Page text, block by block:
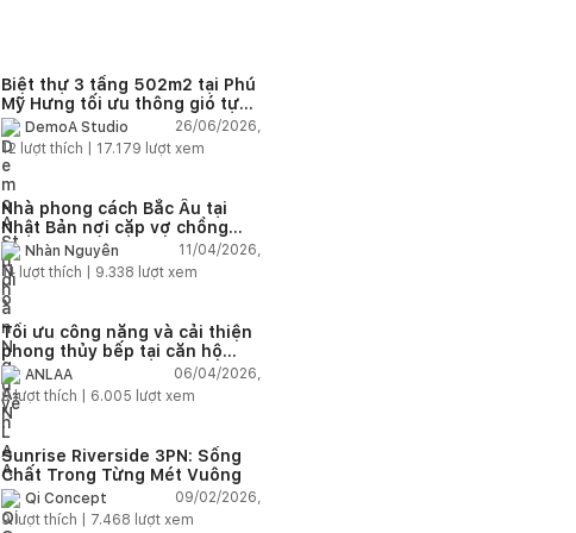
Biệt thự 3 tầng 502m2 tại Phú
Mỹ Hưng tối ưu thông gió tự
nhiên bằng lõi thông tầng
trung tâm
DemoA Studio
26/06/2026,
12 lượt thích | 17.179 lượt xem
Nhà phong cách Bắc Âu tại
Nhật Bản nơi cặp vợ chồng
nghỉ hưu sống chậm giữa
vườn xanh
Nhàn Nguyễn
11/04/2026,
11 lượt thích | 9.338 lượt xem
Tối ưu công năng và cải thiện
phong thủy bếp tại căn hộ
Vinhomes Ocean Park
ANLAA
06/04/2026,
9lượt thích | 6.005 lượt xem
Sunrise Riverside 3PN: Sống
Chất Trong Từng Mét Vuông
Qi Concept
09/02/2026,
9lượt thích | 7.468 lượt xem